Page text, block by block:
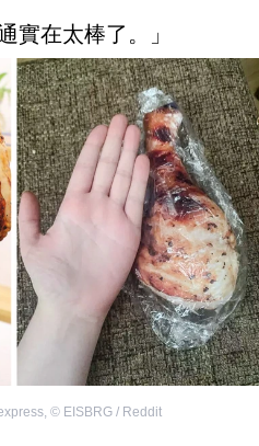
實在太棒了。」
, © EISBRG / Reddit